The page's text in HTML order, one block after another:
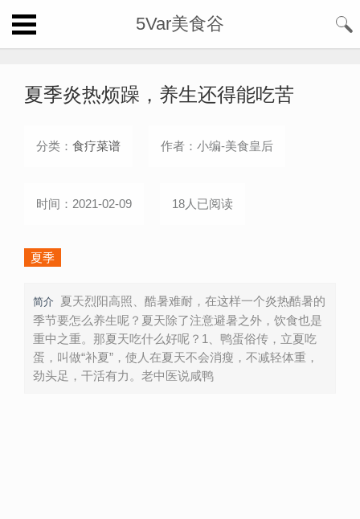
5Var美食谷
夏季炎热烦躁，养生还得能吃苦
分类： 食疗菜谱 作者：小编-美食皇后
时间：2021-02-09 18人已阅读
夏季
简介
夏天烈阳高照、酷暑难耐，在这样一个炎热酷暑的
季节要怎么养生呢？夏天除了注意避暑之外，饮食也是
重中之重。那夏天吃什么好呢？1、鸭蛋俗传，立夏吃
蛋，叫做“补夏”，使人在夏天不会消瘦，不减轻体重，
劲头足，干活有力。老中医说咸鸭